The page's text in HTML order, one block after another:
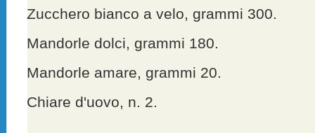
Zucchero bianco a velo, grammi 300.
Mandorle dolci, grammi 180.
Mandorle amare, grammi 20.
Chiare d'uovo, n. 2.